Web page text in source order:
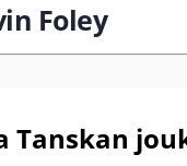
Foley
Tanskan